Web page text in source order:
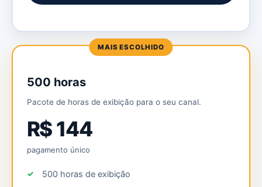
MAIS ESCOLHIDO
500 horas
Pacote de horas de exibição para o seu canal.
R$ 144
pagamento único
500 horas de exibição